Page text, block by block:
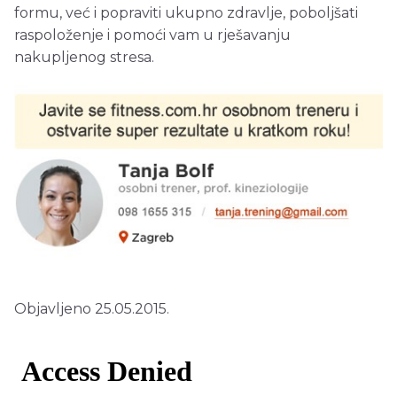
formu, već i popraviti ukupno zdravlje, poboljšati
raspoloženje i pomoći vam u rješavanju
nakupljenog stresa.
Objavljeno 25.05.2015.